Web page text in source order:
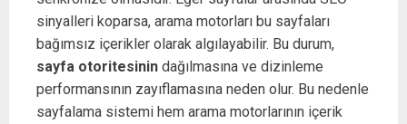
sinyalleri koparsa, arama motorları bu sayfaları
bağımsız içerikler olarak algılayabilir. Bu durum,
sayfa otoritesinin dağılmasına ve dizinleme
performansının zayıflamasına neden olur. Bu nedenle
sayfalama sistemi hem arama motorlarının içerik